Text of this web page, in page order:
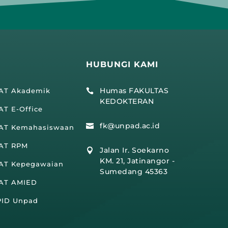
Akademik
E-Office
Kemahasiswaan
RPM
Kepegawaian
AMIED
Unpad
HUBUNGI KAMI

Humas FAKULTAS
KEDOKTERAN
 fk@unpad.ac.id

Jalan Ir. Soekarno
KM. 21, Jatinangor -
Sumedang 45363